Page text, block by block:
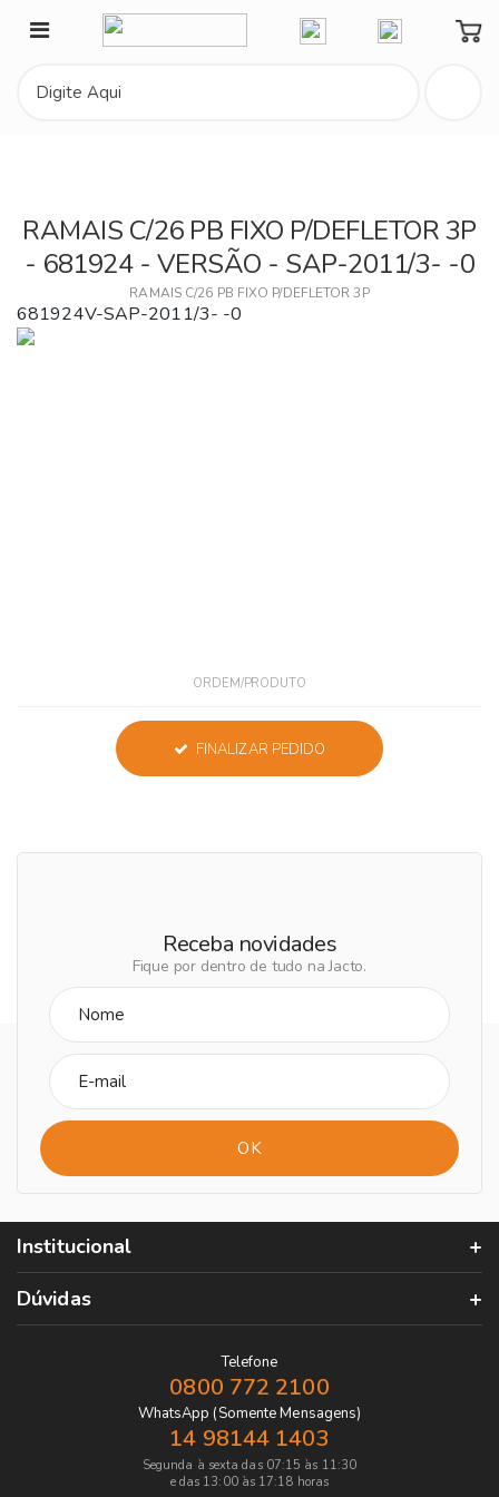
Minha Conta
RAMAIS C/26 PB FIXO P/DEFLETOR 3P
- 681924 - VERSÃO - SAP-2011/3- -0
RAMAIS C/26 PB FIXO P/DEFLETOR 3P
681924V-SAP-2011/3- -0
ORDEM/PRODUTO
FINALIZAR PEDIDO
Receba novidades
Fique por dentro de tudo na Jacto.
Institucional
Dúvidas
Telefone
0800 772 2100
WhatsApp (Somente Mensagens)
14 98144 1403
Segunda à sexta das 07:15 às 11:30
e das 13:00 às 17:18 horas